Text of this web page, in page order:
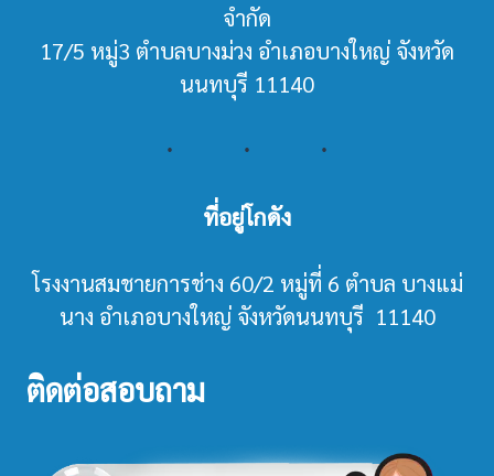
จำกัด
17/5 หมู่3 ตำบลบางม่วง อำเภอบางใหญ่ จังหวัด
นนทบุรี 11140
ที่อยู่โกดัง
โรงงานสมชายการช่าง 60/2 หมู่ที่ 6 ตำบล บางแม่
นาง อำเภอบางใหญ่ จังหวัดนนทบุรี 11140
ติดต่อสอบถาม